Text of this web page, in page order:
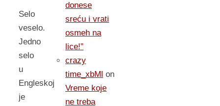
Selo
veselo.
Jedno
selo
u
Engleskoj
je
donese
sreću i vrati
osmeh na
lice!”
crazy
time_xbMl on
Vreme koje
ne treba